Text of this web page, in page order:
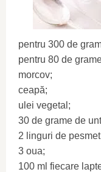
pentru 300 de
pentru 80 de
morcov;
ceapă;
ulei vegetal;
30 de grame de
2 linguri de
3 oua;
100 ml fiecare